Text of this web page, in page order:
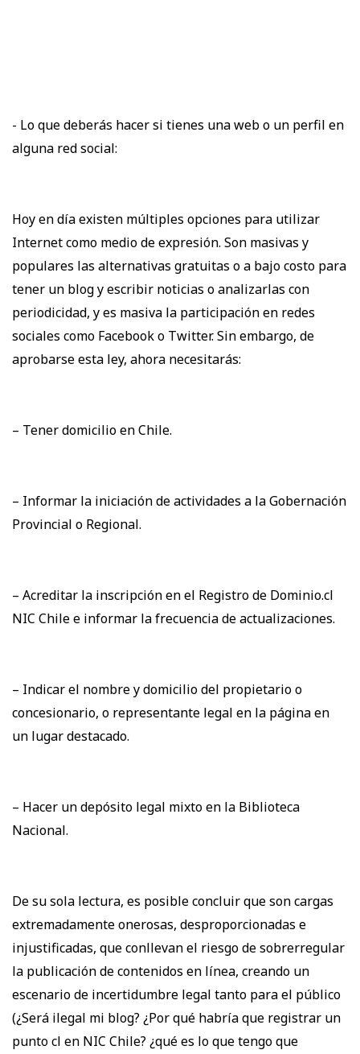
- Lo que deberás hacer si tienes una web o un perfil en
alguna red social:
Hoy en día existen múltiples opciones para utilizar
Internet como medio de expresión. Son masivas y
populares las alternativas gratuitas o a bajo costo para
tener un blog y escribir noticias o analizarlas con
periodicidad, y es masiva la participación en redes
sociales como Facebook o Twitter. Sin embargo, de
aprobarse esta ley, ahora necesitarás:
– Tener domicilio en Chile.
– Informar la iniciación de actividades a la Gobernación
Provincial o Regional.
– Acreditar la inscripción en el Registro de Dominio.cl
NIC Chile e informar la frecuencia de actualizaciones.
– Indicar el nombre y domicilio del propietario o
concesionario, o representante legal en la página en
un lugar destacado.
– Hacer un depósito legal mixto en la Biblioteca
Nacional.
De su sola lectura, es posible concluir que son cargas
extremadamente onerosas, desproporcionadas e
injustificadas, que conllevan el riesgo de sobrerregular
la publicación de contenidos en línea, creando un
escenario de incertidumbre legal tanto para el público
(¿Será ilegal mi blog? ¿Por qué habría que registrar un
punto cl en NIC Chile? ¿qué es lo que tengo que